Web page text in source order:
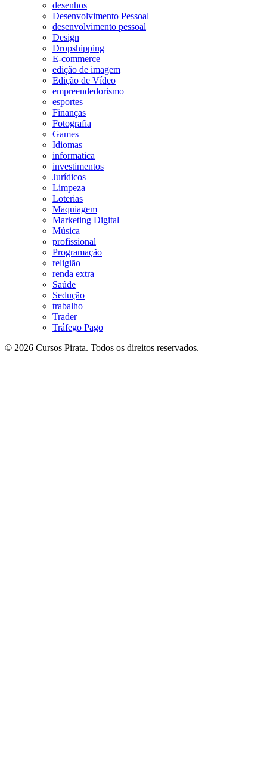
desenhos
Desenvolvimento Pessoal
desenvolvimento pessoal
Design
Dropshipping
E-commerce
edição de imagem
Edição de Vídeo
empreendedorismo
esportes
Finanças
Fotografia
Games
Idiomas
informatica
investimentos
Jurídicos
Limpeza
Loterias
Maquiagem
Marketing Digital
Música
profissional
Programação
religião
renda extra
Saúde
Sedução
trabalho
Trader
Tráfego Pago
© 2026 Cursos Pirata. Todos os direitos reservados.